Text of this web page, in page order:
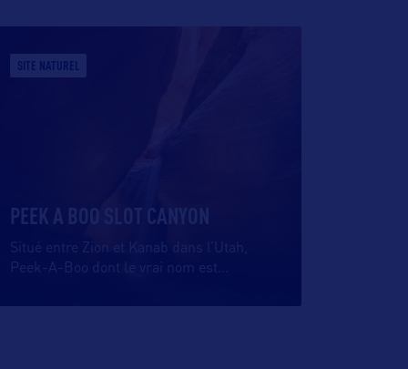
SITE NATUREL
PEEK A BOO SLOT CANYON
Situé entre Zion et Kanab dans l’Utah,
Peek-A-Boo dont le vrai nom est